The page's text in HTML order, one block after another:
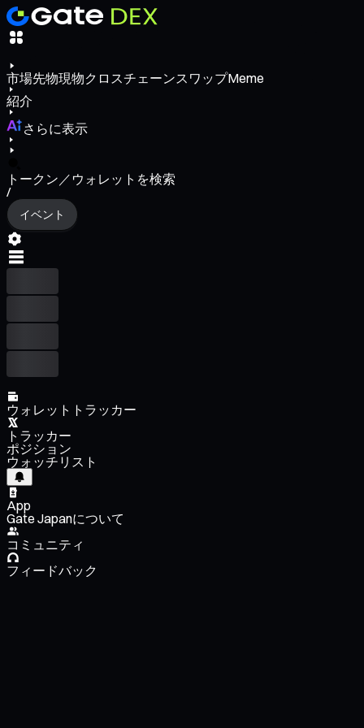
市場先物現物クロスチェーンスワップMeme
紹介
さらに表示
トークン／ウォレットを検索
/
イベント
ウォレットトラッカー
トラッカー
ポジション
ウォッチリスト
App
Gate Japanについて
コミュニティ
フィードバック